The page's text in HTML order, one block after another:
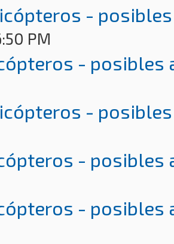
-
PM
- posibles
-
- posibles
- posibles